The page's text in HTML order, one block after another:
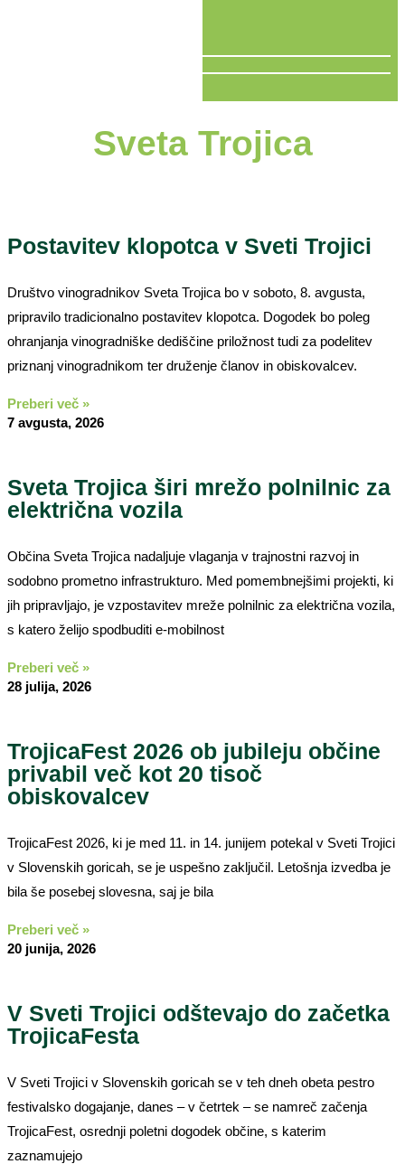
Sveta Trojica
Postavitev klopotca v Sveti Trojici
Društvo vinogradnikov Sveta Trojica bo v soboto, 8. avgusta,
pripravilo tradicionalno postavitev klopotca. Dogodek bo poleg
ohranjanja vinogradniške dediščine priložnost tudi za podelitev
priznanj vinogradnikom ter druženje članov in obiskovalcev.
Preberi več »
7 avgusta, 2026
Sveta Trojica širi mrežo polnilnic za
električna vozila
Občina Sveta Trojica nadaljuje vlaganja v trajnostni razvoj in
sodobno prometno infrastrukturo. Med pomembnejšimi projekti, ki
jih pripravljajo, je vzpostavitev mreže polnilnic za električna vozila,
s katero želijo spodbuditi e-mobilnost
Preberi več »
28 julija, 2026
TrojicaFest 2026 ob jubileju občine
privabil več kot 20 tisoč
obiskovalcev
TrojicaFest 2026, ki je med 11. in 14. junijem potekal v Sveti Trojici
v Slovenskih goricah, se je uspešno zaključil. Letošnja izvedba je
bila še posebej slovesna, saj je bila
Preberi več »
20 junija, 2026
V Sveti Trojici odštevajo do začetka
TrojicaFesta
V Sveti Trojici v Slovenskih goricah se v teh dneh obeta pestro
festivalsko dogajanje, danes – v četrtek – se namreč začenja
TrojicaFest, osrednji poletni dogodek občine, s katerim
zaznamujejo